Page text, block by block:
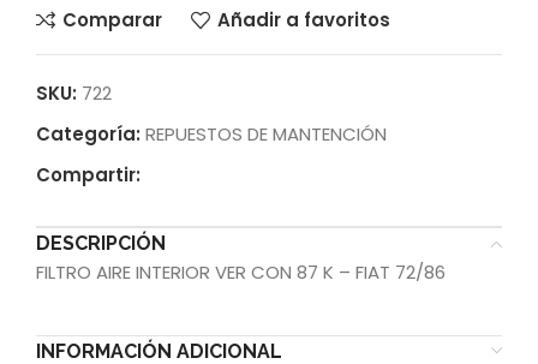
Comparar Añadir a favoritos
SKU: 722
Categoría: REPUESTOS DE MANTENCIÓN
Compartir:
DESCRIPCIÓN
FILTRO AIRE INTERIOR VER CON 87 K – FIAT 72/86
INFORMACIÓN ADICIONAL